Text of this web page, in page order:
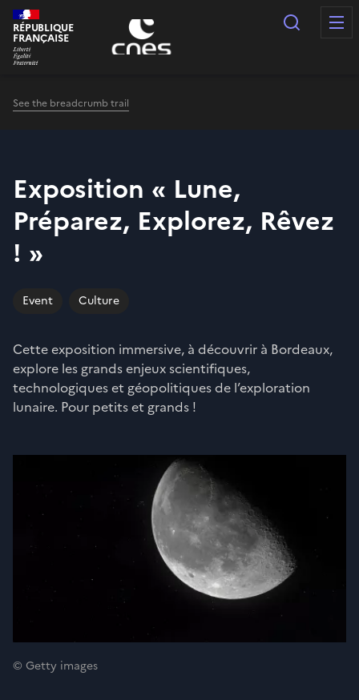
Cookies management panel
RÉPUBLIQUE
FRANÇAISE
Search
See the breadcrumb trail
Exposition « Lune,
Préparez, Explorez, Rêvez
! »
Event Culture
Cette exposition immersive, à découvrir à Bordeaux,
explore les grands enjeux scientifiques,
technologiques et géopolitiques de l’exploration
lunaire. Pour petits et grands !
© Getty images